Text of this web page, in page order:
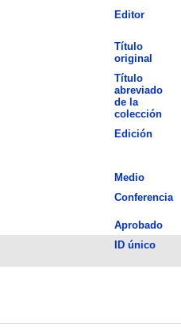
Editor
Título
original
Título
abreviado
de la
colección
Edición
Medio
Conferencia
Aprobado
ID único